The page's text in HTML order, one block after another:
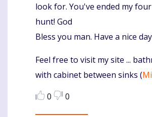
look for. You've ended my
hunt! God
Bless you man. Have a nice
Feel free to visit my site ...
with cabinet between sinks (
0
0